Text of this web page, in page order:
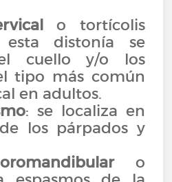
o tortícolis
esta distonía se
cuello y/o los
tipo más común
en adultos.
: se localiza en
los párpados y
o